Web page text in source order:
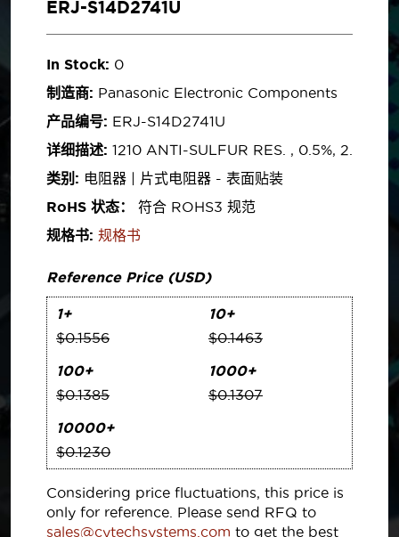
ERJ-S14D2741U
In Stock: 0
制造商: Panasonic Electronic Components
产品编号: ERJ-S14D2741U
详细描述: 1210 ANTI-SULFUR RES. , 0.5%, 2.
类别: 电阻器 | 片式电阻器 - 表面贴装
RoHS 状态：
符合 ROHS3 规范
规格书: 规格书
Reference Price (USD)
1+
$0.1556
10+
$0.1463
100+
$0.1385
1000+
$0.1307
10000+
$0.1230
Considering price fluctuations, this price is
only for reference. Please send RFQ to
sales@cytechsystems.com to get the best